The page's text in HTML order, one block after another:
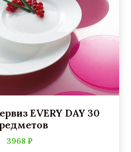
EVERY DAY 30
3968 ₽